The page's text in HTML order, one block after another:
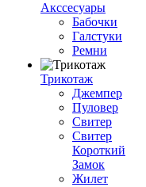
Акссесуары
Бабочки
Галстуки
Ремни
Трикотаж
Джемпер
Пуловер
Свитер
Свитер
Короткий
Замок
Жилет